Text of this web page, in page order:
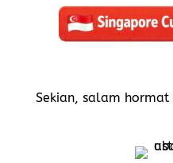
Sekian, salam hormat